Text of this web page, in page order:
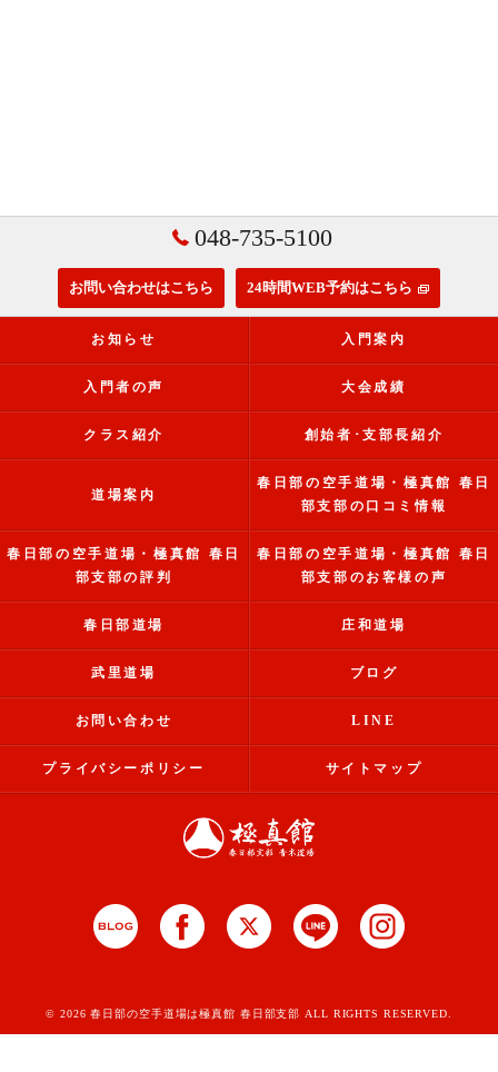
048-735-5100
お問い合わせはこちら 24時間WEB予約はこちら
お知らせ 入門案内
入門者の声 大会成績
クラス紹介 創始者･支部長紹介
道場案内
春日部の空手道場・極真館 春日
部支部の口コミ情報
春日部の空手道場・極真館 春日
部支部の評判
春日部の空手道場・極真館 春日
部支部のお客様の声
春日部道場 庄和道場
武里道場 ブログ
お問い合わせ LINE
プライバシーポリシー サイトマップ
© 2026 春日部の空手道場は極真館 春日部支部 ALL RIGHTS RESERVED.